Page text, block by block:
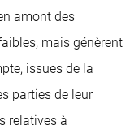
amont des
mais génèrent
issues de la
parties de leur
relatives à